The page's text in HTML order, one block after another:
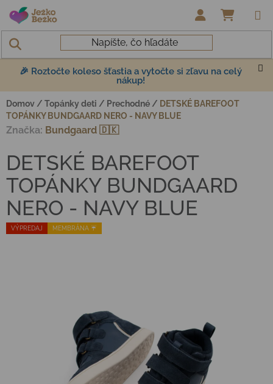
Prejsť na obsah
🎉 Roztočte koleso šťastia a vytočte si zľavu na celý
nákup!
Domov / Topánky deti / Prechodné / DETSKÉ BAREFOOT
TOPÁNKY BUNDGAARD NERO - NAVY BLUE
VÝPREDAJ MEMBRÁNA ☔️
DETSKÉ BAREFOOT
TOPÁNKY BUNDGAARD
NERO - NAVY BLUE
Značka: Bundgaard 🇩🇰